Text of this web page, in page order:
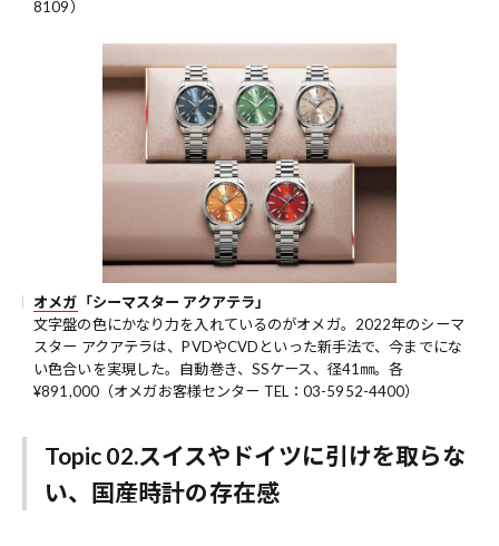
8109）
オメガ 「シーマスター アクアテラ」
文字盤の色にかなり力を入れているのがオメガ。2022年のシーマ
スター アクアテラは、PVDやCVDといった新手法で、今までにな
い色合いを実現した。自動巻き、SSケース、径41㎜。各
¥891,000（オメガお客様センター TEL：03-5952-4400）
Topic 02.スイスやドイツに引けを取らな
い、国産時計の存在感